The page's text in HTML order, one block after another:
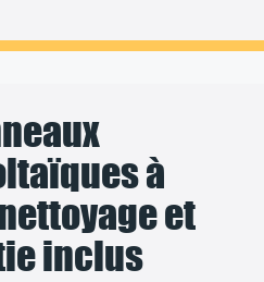
à
et
inclus